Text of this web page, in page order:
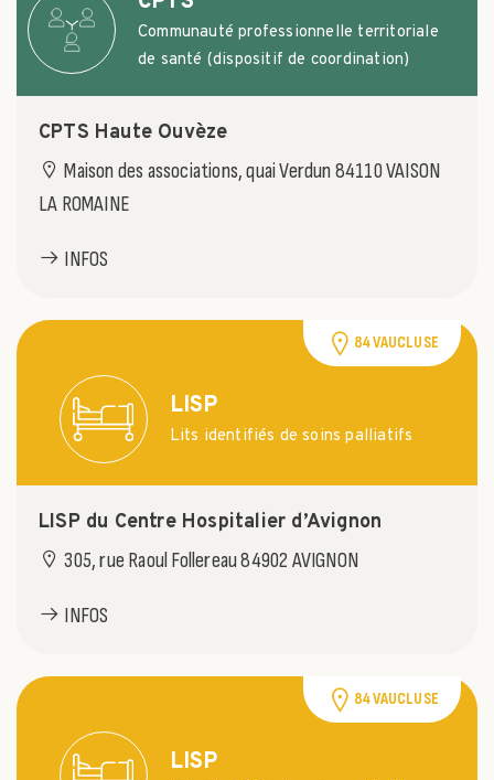
Communauté professionnelle territoriale
de santé (dispositif de coordination)
CPTS Haute Ouvèze
Maison des associations, quai Verdun 84110 VAISON
LA ROMAINE
INFOS
LISP
Lits identifiés de soins palliatifs
84 VAUCLUSE
LISP du Centre Hospitalier d’Avignon
305, rue Raoul Follereau 84902 AVIGNON
INFOS
LISP
84 VAUCLUSE